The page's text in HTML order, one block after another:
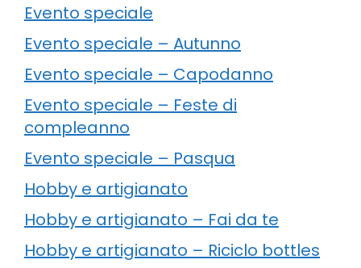
Evento speciale
Evento speciale – Autunno
Evento speciale – Capodanno
Evento speciale – Feste di
compleanno
Evento speciale – Pasqua
Hobby e artigianato
Hobby e artigianato – Fai da te
Hobby e artigianato – Riciclo bottles